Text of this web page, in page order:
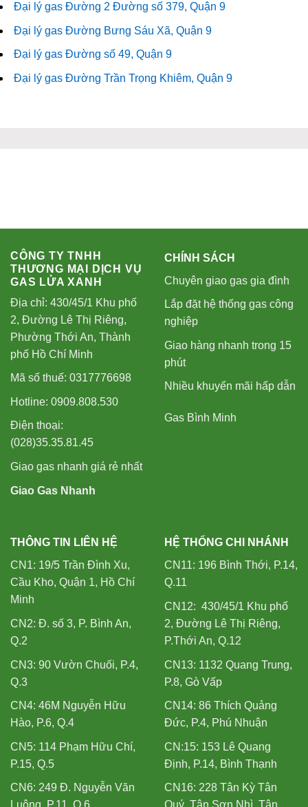
Đại lý gas Đường 2 Đường số 379, Quận 9
Đại lý gas Đường Bưng Sáu Xã, Quận 9
Đại lý gas Đường số 49, Quận 9
Đại lý gas Đường Trần Trọng Khiêm, Quận 9
CÔNG TY TNHH
THƯƠNG MẠI DỊCH VỤ
GAS LỬA XANH
Địa chỉ: 430/45/1 Khu phố
2, Đường Lê Thị Riêng,
Phường Thới An, Thành
phố Hồ Chí Minh
Mã số thuế: 0317776698
Hotline: 0909.808.530
Điện thoại:
(028)35.35.81.45
Giao gas nhanh giá rẻ nhất
Giao Gas Nhanh
CHÍNH SÁCH
Chuyên giao gas gia đình
Lắp đặt hệ thống gas công
nghiệp
Giao hàng nhanh trong 15
phút
Nhiều khuyến mãi hấp dẫn
Gas Bình Minh
THÔNG TIN LIÊN HỆ
CN1: 19/5 Trần Đình Xu,
Cầu Kho, Quận 1, Hồ Chí
Minh
CN2: Đ. số 3, P. Bình An,
Q.2
CN3: 90 Vườn Chuối, P.4,
Q.3
CN4: 46M Nguyễn Hữu
Hào, P.6, Q.4
CN5: 114 Phạm Hữu Chí,
P.15, Q.5
CN6: 249 Đ. Nguyễn Văn
HỆ THỐNG CHI NHÁNH
CN11: 196 Bình Thới, P.14,
Q.11
CN12: 430/45/1 Khu phố
2, Đường Lê Thị Riêng,
P.Thới An, Q.12
CN13: 1132 Quang Trung,
P.8, Gò Vấp
CN14: 86 Thích Quảng
Đức, P.4, Phú Nhuận
CN:15: 153 Lê Quang
Định, P.14, Bình Thạnh
CN16: 228 Tân Kỳ Tân